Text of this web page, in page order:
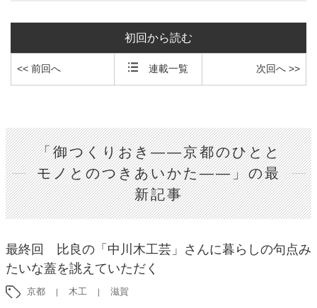
初回から読む
<< 前回へ 連載一覧 次回へ >>
「御つくりおき――京都のひとと
モノとのつきあいかた――」の最
新記事
最終回 比良の「中川木工芸」さんに暮らしの句点み
たいな蓋を誂えていただく
京都 木工 滋賀